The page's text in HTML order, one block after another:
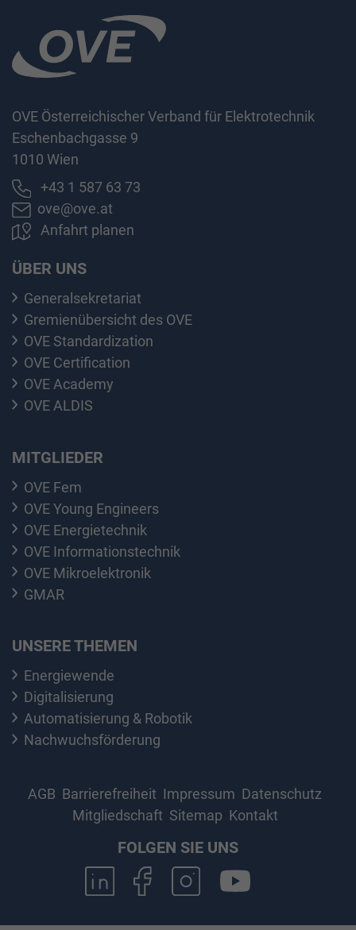
OVE Österreichischer Verband für Elektrotechnik
Eschenbachgasse 9
1010 Wien
+43 1 587 63 73
ove@ove.at
Anfahrt planen
ÜBER UNS
Generalsekretariat
Gremienübersicht des OVE
OVE Standardization
OVE Certification
OVE Academy
OVE ALDIS
MITGLIEDER
OVE Fem
OVE Young Engineers
OVE Energietechnik
OVE Informationstechnik
OVE Mikroelektronik
GMAR
UNSERE THEMEN
Energiewende
Digitalisierung
Automatisierung & Robotik
Nachwuchsförderung
AGB Barrierefreiheit Impressum Datenschutz
Mitgliedschaft Sitemap Kontakt
FOLGEN SIE UNS